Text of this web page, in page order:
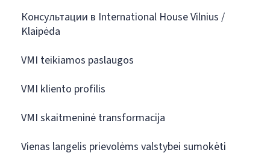
Консультации в International House Vilnius /
Klaipėda
VMI teikiamos paslaugos
VMI kliento profilis
VMI skaitmeninė transformacija
Vienas langelis prievolėms valstybei sumokėti